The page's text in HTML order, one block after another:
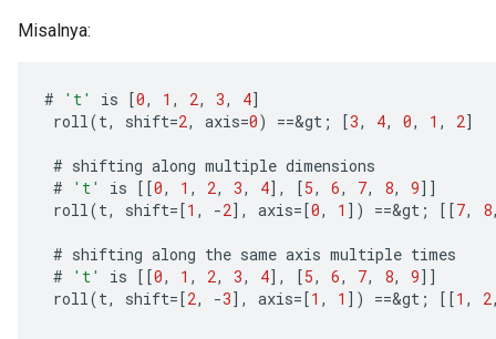
Misalnya:
# 't' is [0, 1 , 2, 3, 4]
roll(t, shift=2, axis=0) ==&gt ; [3, 4, 0, 1 , 2]
# shifting along multiple dimensions
#
't' is [[0, 1 , 2, 3, 4] , [5, 6, 7, 8, 9]]
roll(t, shift=[1 , -2] , axis=[0, 1 ] ) ==&gt ; [[7, 8
# shifting along the same axis multiple times
#
't' is [[0, 1 , 2, 3, 4] , [5, 6, 7, 8, 9]]
roll(t, shift=[2, -3] , axis=[1 , 1 ] ) ==&gt ; [[1 , 2